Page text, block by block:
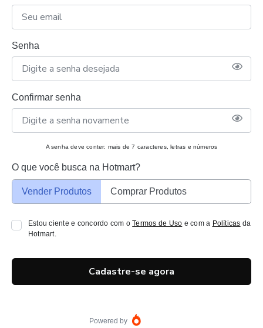
Senha
Confirmar senha
A senha deve conter: mais de 7 caracteres, letras e números
O que você busca na Hotmart?
Vender Produtos Comprar Produtos
Estou ciente e concordo com oTermos de Uso e com a Políticas da
Hotmart.
Cadastre-se agora
Powered by